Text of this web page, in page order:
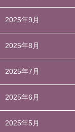
2025年9月
2025年8月
2025年7月
2025年6月
2025年5月